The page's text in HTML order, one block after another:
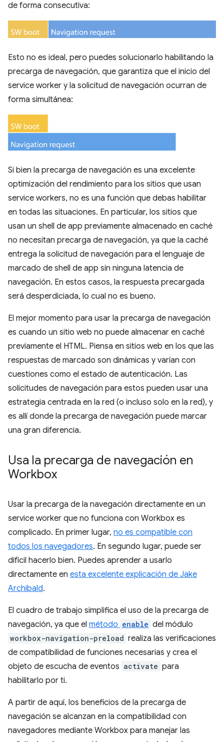
de forma consecutiva:
Esto no es ideal, pero puedes solucionarlo habilitando la
precarga de navegación, que garantiza que el inicio del
service worker y la solicitud de navegación ocurran de
forma simultánea:
Si bien la precarga de navegación es una excelente
optimización del rendimiento para los sitios que usan
service workers, no es una función que debas habilitar
en todas las situaciones. En particular, los sitios que
usan un shell de app previamente almacenado en caché
no necesitan precarga de navegación, ya que la caché
entrega la solicitud de navegación para el lenguaje de
marcado de shell de app sin ninguna latencia de
navegación. En estos casos, la respuesta precargada
será desperdiciada, lo cual no es bueno.
El mejor momento para usar la precarga de navegación
es cuando un sitio web no puede almacenar en caché
previamente el HTML. Piensa en sitios web en los que las
respuestas de marcado son dinámicas y varían con
cuestiones como el estado de autenticación. Las
solicitudes de navegación para estos pueden usar una
estrategia centrada en la red (o incluso solo en la red), y
es allí donde la precarga de navegación puede marcar
una gran diferencia.
Usa la precarga de navegación en
Workbox
Usar la precarga de la navegación directamente en un
service worker que no funciona con Workbox es
complicado. En primer lugar, no es compatible con
todos los navegadores. En segundo lugar, puede ser
difícil hacerlo bien. Puedes aprender a usarlo
directamente en esta excelente explicación de Jake
Archibald.
El cuadro de trabajo simplifica el uso de la precarga de
navegación, ya que el método enable del módulo
workbox-navigation-preload realiza las verificaciones
de compatibilidad de funciones necesarias y crea el
objeto de escucha de eventos activate para
habilitarlo por ti.
A partir de aquí, los beneficios de la precarga de
navegación se alcanzan en la compatibilidad con
navegadores mediante Workbox para manejar las